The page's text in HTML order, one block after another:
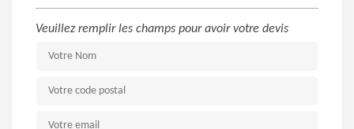
Veuillez remplir les champs pour avoir votre devis